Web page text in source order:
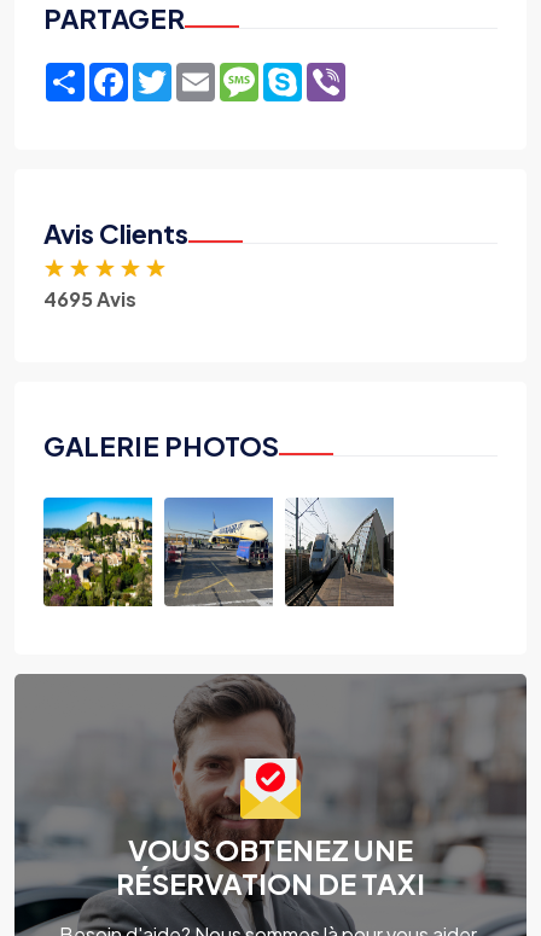
PARTAGER
ShareFacebook
TwitterEmailMessage
Skype
Avis Clients
★ ★ ★ ★ ★
4695 Avis
GALERIE PHOTOS
VOUS OBTENEZ UNE
RÉSERVATION DE TAXI